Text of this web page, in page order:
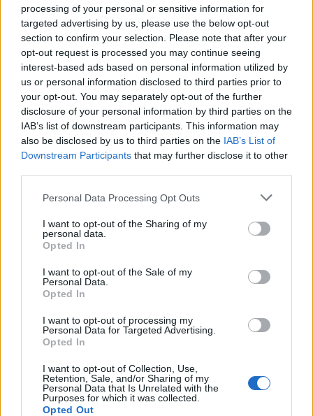
processing of your personal or sensitive information for
targeted advertising by us, please use the below opt-out
section to confirm your selection. Please note that after your
opt-out request is processed you may continue seeing
interest-based ads based on personal information utilized by
us or personal information disclosed to third parties prior to
your opt-out. You may separately opt-out of the further
disclosure of your personal information by third parties on the
IAB’s list of downstream participants. This information may
also be disclosed by us to third parties on the IAB’s List of
Downstream Participants that may further disclose it to other
Personal Data Processing Opt Outs
I want to opt-out of the Sharing of my
personal data.
Opted In
I want to opt-out of the Sale of my
Personal Data.
Opted In
I want to opt-out of processing my
Personal Data for Targeted Advertising.
Opted In
I want to opt-out of Collection, Use,
Retention, Sale, and/or Sharing of my
Personal Data that Is Unrelated with the
Purposes for which it was collected.
Opted Out
Εγγραφή στο newsletter
Αποδέχομαι τους
και την πολιτική απορρήτου
X